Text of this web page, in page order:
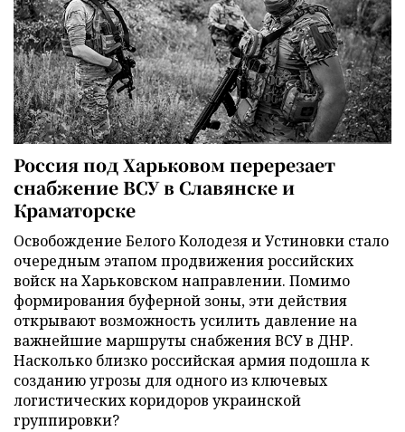
Россия под Харьковом перерезает
снабжение ВСУ в Славянске и
Краматорске
Освобождение Белого Колодезя и Устиновки стало
очередным этапом продвижения российских
войск на Харьковском направлении. Помимо
формирования буферной зоны, эти действия
открывают возможность усилить давление на
важнейшие маршруты снабжения ВСУ в ДНР.
Насколько близко российская армия подошла к
созданию угрозы для одного из ключевых
логистических коридоров украинской
группировки?